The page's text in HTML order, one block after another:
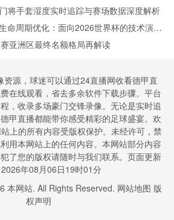
将手套湿度实时追踪与赛场数据深度解析
命周期优化：面向2026世界杯的技术演进
亚洲区最终名额格局再解读
资源，球迷可以通过24直播网收看德甲直
在线观看，省去多余软件下载步骤。平台
，收录多场豪门交锋录像。无论是实时追
甲直播都能带你感受精彩的足球盛宴。欢
上的所有内容受版权保护。未经许可，禁
用本网站上的任何内容。本网站部分内容
了您的版权请随时与我们联系。页面更新
年08月06日19时01分
本网站. All Rights Reserved. 网站地图 版
权声明